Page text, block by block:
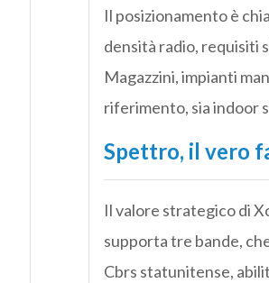
Il posizionamento è
densità radio, requisiti
Magazzini, impianti
riferimento, sia indoor
Spettro, il vero
Il valore strategico di
supporta tre bande,
Cbrs statunitense,